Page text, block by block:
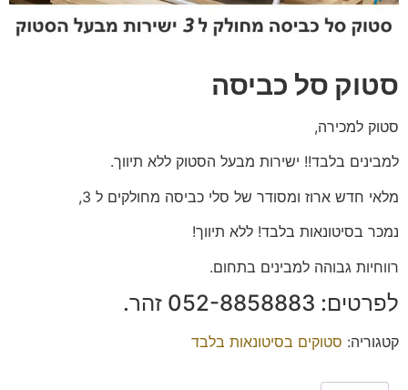
סטוק סל כביסה
סטוק למכירה,
למבינים בלבד!! ישירות מבעל הסטוק ללא תיווך.
מלאי חדש ארוז ומסודר של סלי כביסה מחולקים ל 3,
נמכר בסיטונאות בלבד! ללא תיווך!
רווחיות גבוהה למבינים בתחום.
לפרטים: ‭052-8858883‬ זהר.
קטגוריה: סטוקים בסיטונאות בלבד